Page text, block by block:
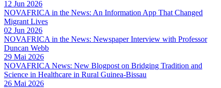
12 Jun 2026
NOVAFRICA in the News: An Information App That Changed
Migrant Lives
02 Jun 2026
NOVAFRICA in the News: Newspaper Interview with Professor
Duncan Webb
29 Mai 2026
NOVAFRICA News: New Blogpost on Bridging Tradition and
Science in Healthcare in Rural Guinea-Bissau
26 Mai 2026